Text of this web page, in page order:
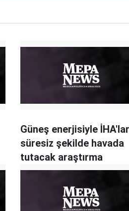
Güneş enerjisiyle
süresiz şekilde havada
tutacak araştırma